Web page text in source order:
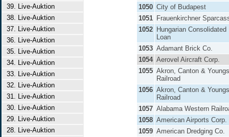
39. Live-Auktion
38. Live-Auktion
37. Live-Auktion
36. Live-Auktion
35. Live-Auktion
34. Live-Auktion
33. Live-Auktion
32. Live-Auktion
31. Live-Auktion
30. Live-Auktion
29. Live-Auktion
28. Live-Auktion
1050 City of Budapest
1051 Frauenkirchner
1052 Hungarian
Loan
1053 Adamant Brick Co.
1054 Aerovel Aircraft Corp.
1055 Akron, Canton &
Railroad
1056 Akron, Canton &
Railroad
1057 Alabama Western
1058 American Airports Corp.
1059 American Dredging Co.